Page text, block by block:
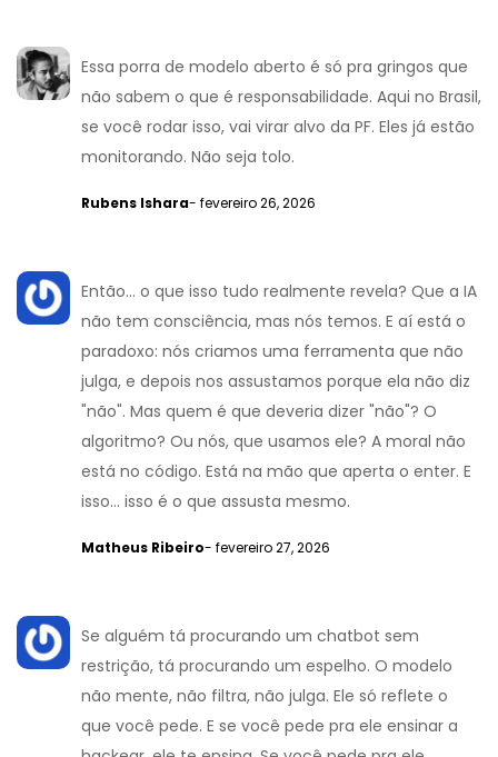
Essa porra de modelo aberto é só pra gringos que
não sabem o que é responsabilidade. Aqui no Brasil,
se você rodar isso, vai virar alvo da PF. Eles já estão
monitorando. Não seja tolo.
Rubens Ishara- fevereiro 26, 2026
Então... o que isso tudo realmente revela? Que a IA
não tem consciência, mas nós temos. E aí está o
paradoxo: nós criamos uma ferramenta que não
julga, e depois nos assustamos porque ela não diz
"não". Mas quem é que deveria dizer "não"? O
algoritmo? Ou nós, que usamos ele? A moral não
está no código. Está na mão que aperta o enter. E
isso... isso é o que assusta mesmo.
Matheus Ribeiro- fevereiro 27, 2026
Se alguém tá procurando um chatbot sem
restrição, tá procurando um espelho. O modelo
não mente, não filtra, não julga. Ele só reflete o
que você pede. E se você pede pra ele ensinar a